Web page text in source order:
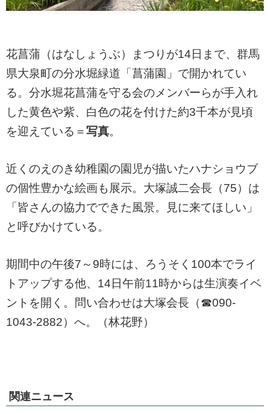
花菖蒲（はなしょうぶ）まつりが14日まで、群馬
県大泉町の分水堀緑道「菖蒲園」で開かれてい
る。分水堀花菖蒲を守る会のメンバーらが手入れ
した黄色や紫、白色の花を付けた約3千本が見頃
を迎えている＝写真。
近くのえのき幼稚園の園児が描いたハナショウブ
の個性豊かな絵画も展示。大塚誠二会長（75）は
「皆さんの協力でできた風景。見に来てほしい」
と呼びかけている。
期間中の午後7～9時には、ろうそく100本でライ
トアップする他、14日午前11時からは生演奏イベ
ントを開く。問い合わせは大塚会長（☎090-
1043-2882）へ。（林花野）
関連ニュース